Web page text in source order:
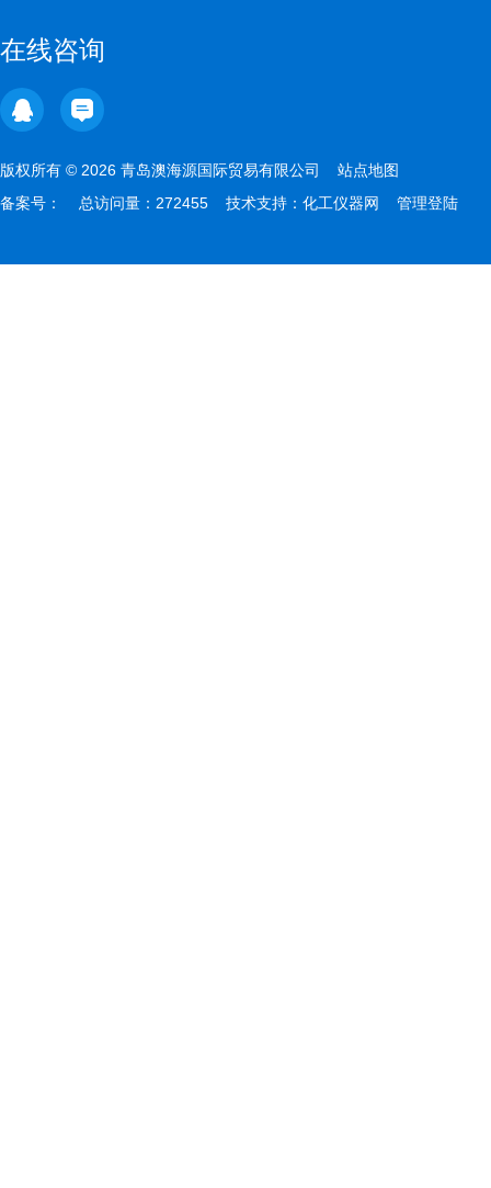
在线咨询
版权所有 © 2026 青岛澳海源国际贸易有限公司 站点地图
备案号：
总访问量：272455 技术支持： 化工仪器网 管理登陆